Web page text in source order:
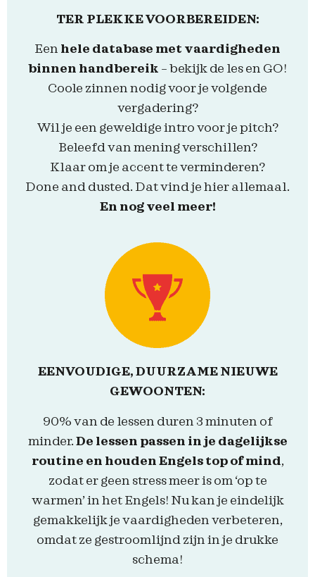
TER PLEKKE VOORBEREIDEN:
Een hele database met vaardigheden
binnen handbereik – bekijk de les en GO!
Coole zinnen nodig voor je volgende
vergadering?
Wil je een geweldige intro voor je pitch?
Beleefd van mening verschillen?
Klaar om je accent te verminderen?
Done and dusted. Dat vind je hier allemaal.
En nog veel meer!
EENVOUDIGE, DUURZAME NIEUWE
GEWOONTEN:
90% van de lessen duren 3 minuten of
minder. De lessen passen in je dagelijkse
routine en houden Engels top of mind,
zodat er geen stress meer is om ‘op te
warmen’ in het Engels! Nu kan je eindelijk
gemakkelijk je vaardigheden verbeteren,
omdat ze gestroomlijnd zijn in je drukke
schema!